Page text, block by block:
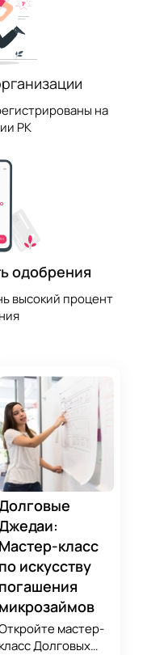
на
РК
одобрения
высокий процент
Мастер-класс
по искусству
погашения
микрозаймов
мастер-
класс Долговых